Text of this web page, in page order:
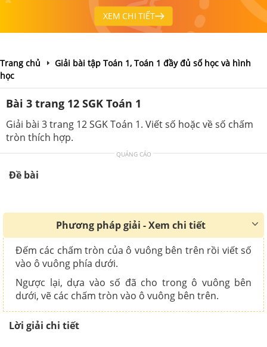
XEM CHI TIẾT
Trang chủ
Giải bài tập Toán 1, Toán 1 đầy đủ số học và hình
học
Bài 3 trang 12 SGK Toán 1
Giải bài 3 trang 12 SGK Toán 1. Viết số hoặc về số chấm
tròn thích hợp.
QUẢNG CÁO
Đề bài
Phương pháp giải - Xem chi tiết
Đếm các chấm tròn của ô vuông bên trên rồi viết số
vào ô vuông phía dưới.
Ngược lại, dựa vào số đã cho trong ô vuông bên
dưới, vẽ các chấm tròn vào ô vuông bên trên.
Lời giải chi tiết